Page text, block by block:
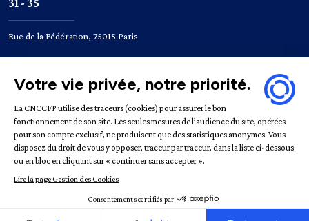
31 - 35
Rue de la Fédération, 75015 Paris
Bir-Hakeim Champ de Mars
Mentions légales Politique de confidentialité
Gestion des
cookies